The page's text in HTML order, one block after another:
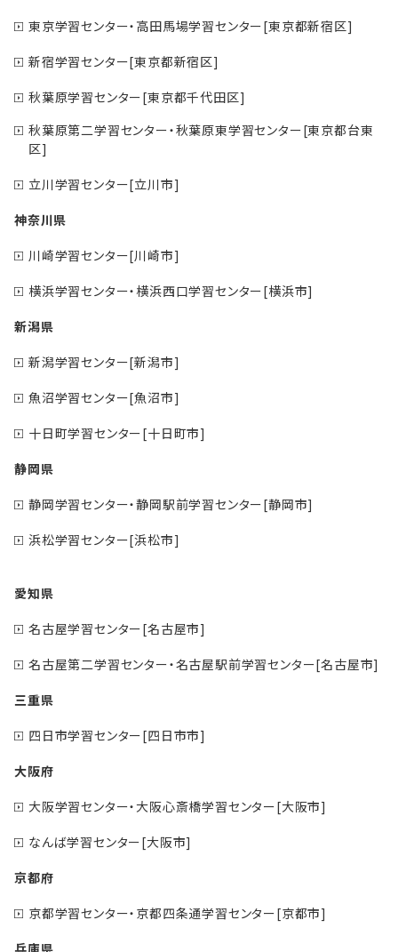
東京学習センター・高田馬場学習センター[東京都新宿区]
新宿学習センター[東京都新宿区]
秋葉原学習センター[東京都千代田区]
秋葉原第二学習センター・秋葉原東学習センター[東京都台東
区]
立川学習センター[立川市]
神奈川県
川崎学習センター[川崎市]
横浜学習センター・横浜西口学習センター[横浜市]
新潟県
新潟学習センター[新潟市]
魚沼学習センター[魚沼市]
十日町学習センター[十日町市]
静岡県
静岡学習センター・静岡駅前学習センター[静岡市]
浜松学習センター[浜松市]
愛知県
名古屋学習センター[名古屋市]
名古屋第二学習センター・名古屋駅前学習センター[名古屋市]
三重県
四日市学習センター[四日市市]
大阪府
大阪学習センター・大阪心斎橋学習センター[大阪市]
なんば学習センター[大阪市]
京都府
京都学習センター・京都四条通学習センター[京都市]
兵庫県